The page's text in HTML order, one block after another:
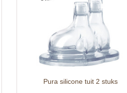
Pura silicone tuit 2 stuks